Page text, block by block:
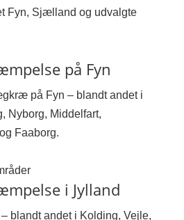
Fyn, Sjælland og udvalgte
på Fyn
på Fyn – blandt andet i
Nyborg, Middelfart,
Faaborg.
i Jylland
blandt andet i Kolding, Vejle,